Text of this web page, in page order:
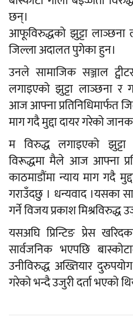
छन्।
आफूविरुद्धको झुट्टा लाञ्छना
जिल्ला अदालत पुगेका हुन।
उनले सामाजिक सञ्जाल
लगाइएको झुट्टा लाञ्छना र
आज आफ्ना प्रतिनिधिमार्फत
माग गदै मुद्दा दायर गरेको
म विरुद्ध लगाइएको झुट्टा
विरूद्धमा मैले आज आफ्ना
काठमाडौंमा न्याय माग गदै
गराउँदछु । धन्यवाद ।यसका
गर्ने विजय प्रकाश मिश्रविरुद्ध
यसअघि प्रिन्टिङ प्रेस
सार्वजनिक भएपछि
उनीविरुद्ध अख्तियार
गरेको भन्दै उजुरी दर्ता भएको